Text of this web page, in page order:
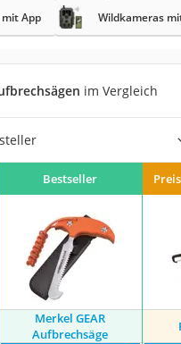
Herren
Reiten
App Wildkameras
im Vergleich
Bestseller
Merkel GEAR
Aufbrechsäge